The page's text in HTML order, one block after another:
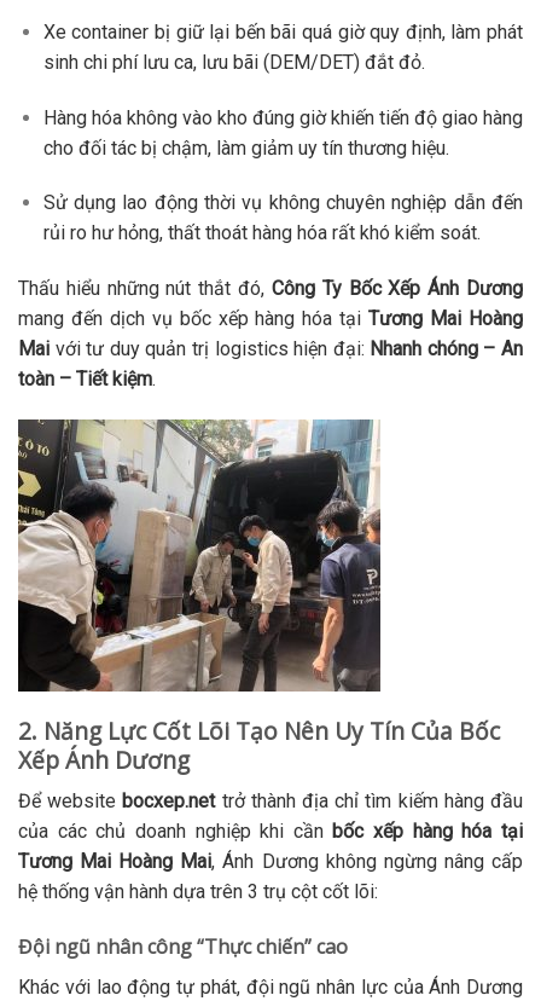
Xe container bị giữ lại bến bãi quá giờ quy định, làm phát
sinh chi phí lưu ca, lưu bãi (DEM/DET) đắt đỏ.
Hàng hóa không vào kho đúng giờ khiến tiến độ giao hàng
cho đối tác bị chậm, làm giảm uy tín thương hiệu.
Sử dụng lao động thời vụ không chuyên nghiệp dẫn đến
rủi ro hư hỏng, thất thoát hàng hóa rất khó kiểm soát.
Thấu hiểu những nút thắt đó, Công Ty Bốc Xếp Ánh Dương
mang đến dịch vụ bốc xếp hàng hóa tạiTương Mai Hoàng
Mai với tư duy quản trị logistics hiện đại: Nhanh chóng – An
toàn – Tiết kiệm.
2. Năng Lực Cốt Lõi Tạo Nên Uy Tín Của Bốc
Xếp Ánh Dương
Để website bocxep.nettrở thành địa chỉ tìm kiếm hàng đầu
của các chủ doanh nghiệp khi cần bốc xếp hàng hóa tại
Tương Mai Hoàng Mai, Ánh Dương không ngừng nâng cấp
hệ thống vận hành dựa trên 3 trụ cột cốt lõi:
Đội ngũ nhân công “Thực chiến” cao
Khác với lao động tự phát, đội ngũ nhân lực của Ánh Dương